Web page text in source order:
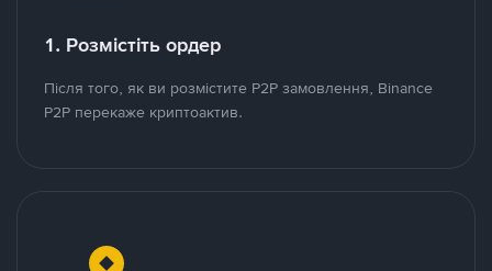
1. Розмістіть ордер
Після того, як ви розмістите P2P замовлення, Binance
P2P перекаже криптоактив.